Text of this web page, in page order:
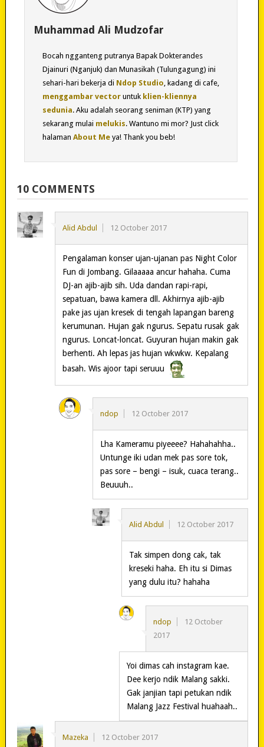
Muhammad Ali Mudzofar
Bocah ngganteng putranya Bapak Dokterandes
Djainuri (Nganjuk) dan Munasikah (Tulungagung) ini
sehari-hari bekerja di Ndop Studio , kadang di cafe,
menggambar vectoruntuk klien-kliennya
sedunia. Aku adalah seorang seniman (KTP) yang
sekarang mulai melukis. Wantuno mi mor? Just click
halaman About Meya! Thank you beb!
10 COMMENTS
Alid Abdul 12 October 2017
Pengalaman konser ujan-ujanan pas Night Color
Fun di Jombang. Gilaaaaa ancur hahaha. Cuma
DJ-an ajib-ajib sih. Uda dandan rapi-rapi,
sepatuan, bawa kamera dll. Akhirnya ajib-ajib
pake jas ujan kresek di tengah lapangan bareng
kerumunan. Hujan gak ngurus. Sepatu rusak gak
ngurus. Loncat-loncat. Guyuran hujan makin gak
berhenti. Ah lepas jas hujan wkwkw. Kepalang
basah. Wis ajoor tapi seruuu
ndop 12 October 2017
Lha Kameramu piyeeee? Hahahahha..
Untunge iki udan mek pas sore tok,
pas sore – bengi – isuk, cuaca terang..
Beuuuh..
Alid Abdul 12 October 2017
Tak simpen dong cak, tak
kreseki haha. Eh itu si Dimas
yang dulu itu? hahaha
ndop
12 October
2017
Yoi dimas cah instagram kae.
Dee kerjo ndik Malang sakki.
Gak janjian tapi petukan ndik
Malang Jazz Festival huahaah..
Mazeka 12 October 2017